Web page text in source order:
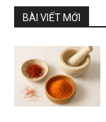
BÀI VIẾT MỚI